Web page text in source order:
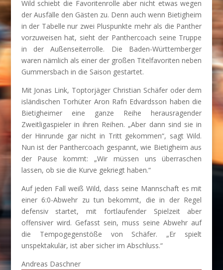
Wild schiebt die Favoritenrolle aber nicht etwas wegen
der Ausfälle den Gästen zu. Denn auch wenn Bietigheim
in der Tabelle nur zwei Pluspunkte mehr als die Panther
vorzuweisen hat, sieht der Panthercoach seine Truppe
in der Außenseiterrolle. Die Baden-Württemberger
waren nämlich als einer der großen Titelfavoriten neben
Gummersbach in die Saison gestartet.
Mit Jonas Link, Toptorjäger Christian Schäfer oder dem
isländischen Torhüter Aron Rafn Edvardsson haben die
Bietigheimer eine ganze Reihe herausragender
Zweitligaspieler in ihren Reihen. „Aber dann sind sie in
der Hinrunde gar nicht in Tritt gekommen“, sagt Wild.
Nun ist der Panthercoach gespannt, wie Bietigheim aus
der Pause kommt: „Wir müssen uns überraschen
lassen, ob sie die Kurve gekriegt haben.“
Auf jeden Fall weiß Wild, dass seine Mannschaft es mit
einer 6:0-Abwehr zu tun bekommt, die in der Regel
defensiv startet, mit fortlaufender Spielzeit aber
offensiver wird. Gefasst sein, muss seine Abwehr auf
die Tempogegenstöße von Schäfer. „Er spielt
unspektakulär, ist aber sicher im Abschluss.“
Andreas Daschner